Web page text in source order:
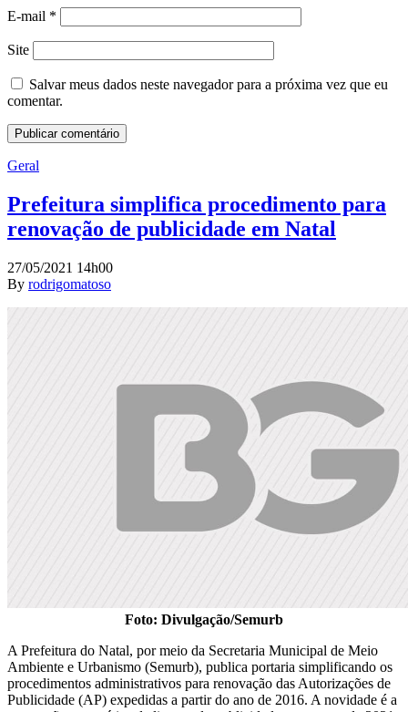
E-mail *
Site
Salvar meus dados neste navegador para a próxima vez que eu
comentar.
Geral
Prefeitura simplifica procedimento para
renovação de publicidade em Natal
27/05/2021 14h00
By rodrigomatoso
Foto: Divulgação/Semurb
A Prefeitura do Natal, por meio da Secretaria Municipal de Meio
Ambiente e Urbanismo (Semurb), publica portaria simplificando os
procedimentos administrativos para renovação das Autorizações de
Publicidade (AP) expedidas a partir do ano de 2016. A novidade é a